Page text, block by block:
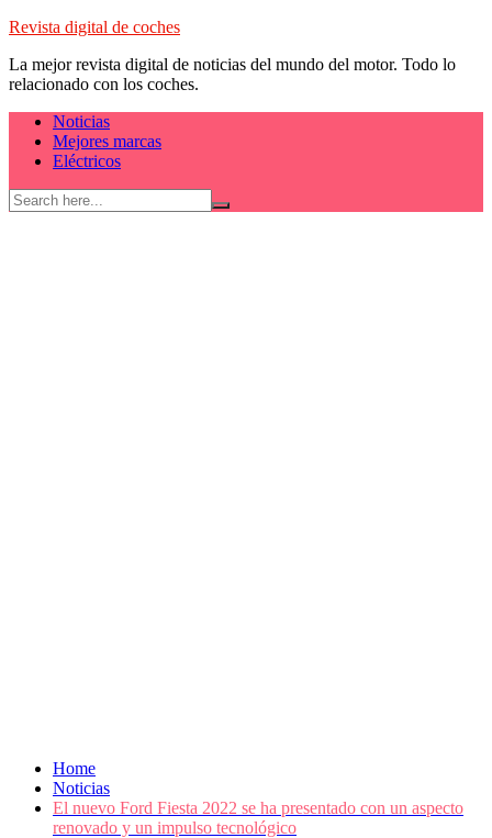
Skip
content
Revista digital de coches
La mejor revista digital de noticias del mundo del motor. Todo lo
relacionado con los coches.
Noticias
Mejores marcas
Eléctricos
Home
Noticias
El nuevo Ford Fiesta 2022 se ha presentado con un aspecto
renovado y un impulso tecnológico